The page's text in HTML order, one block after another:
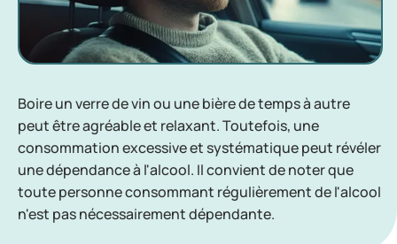
Boire un verre de vin ou une bière de temps à autre
peut être agréable et relaxant. Toutefois, une
consommation excessive et systématique peut révéler
une dépendance à l'alcool. Il convient de noter que
toute personne consommant régulièrement de l'alcool
n'est pas nécessairement dépendante.